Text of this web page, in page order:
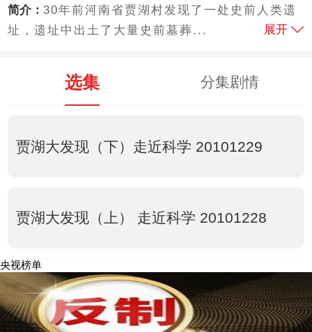
简介：30年前河南省贾湖村发现了一处史前人类遗
址，遗址中出土了大量史前墓葬...
展开
选集 分集剧情
贾湖大发现（下）走近科学 20101229
贾湖大发现（上） 走近科学 20101228
央视榜单